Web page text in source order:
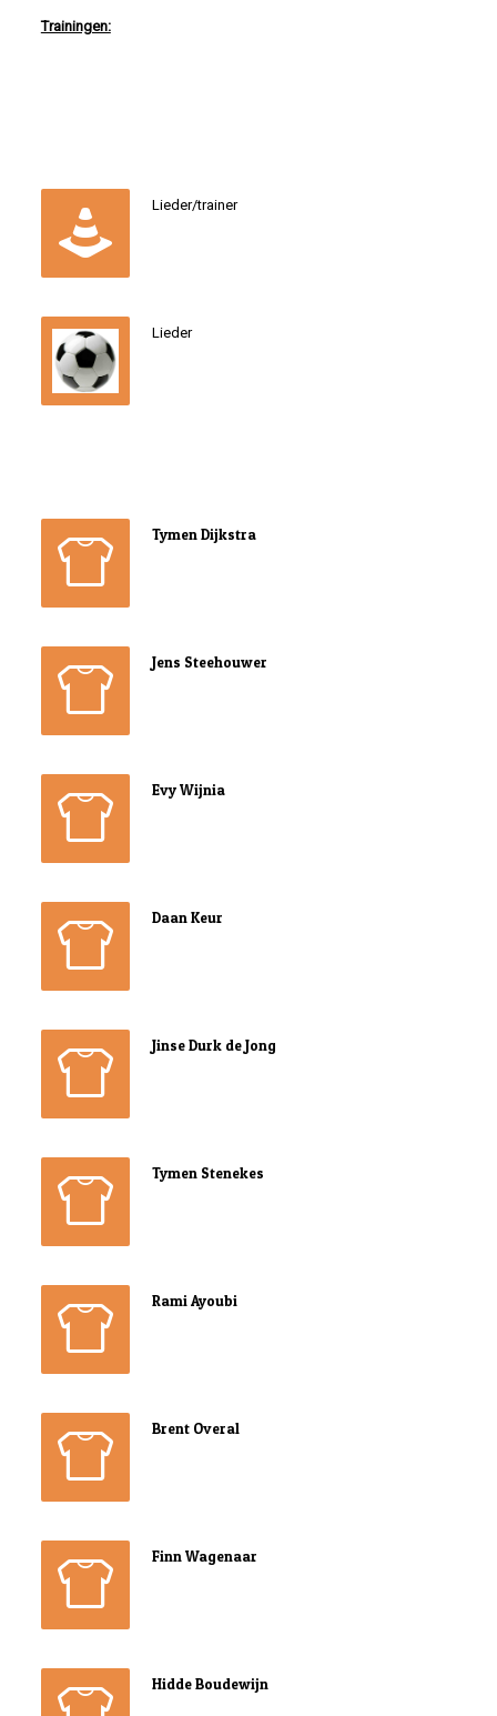
Trainingen:
Lieder/trainer
Lieder
Tymen Dijkstra
Jens Steehouwer
Evy Wijnia
Daan Keur
Jinse Durk de Jong
Tymen Stenekes
Rami Ayoubi
Brent Overal
Finn Wagenaar
Hidde Boudewijn